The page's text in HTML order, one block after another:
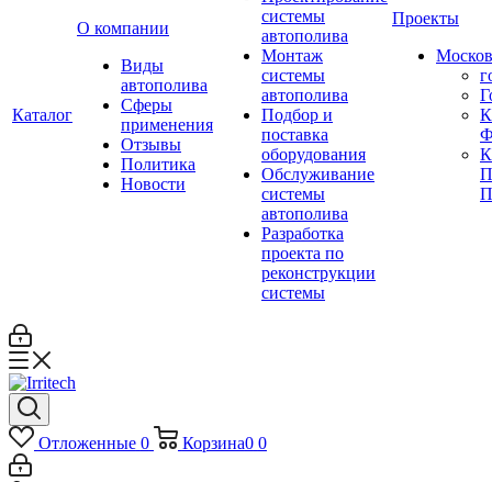
Каталог
О компании
Виды
автополива
Сферы
применения
Отзывы
Политика
Новости
системы
автополива
Монтаж
системы
автополива
Подбор и
поставка
оборудования
Обслуживание
системы
автополива
Разработка
проекта по
реконструкции
системы
Проекты
Отложенные 0 Корзина0 0